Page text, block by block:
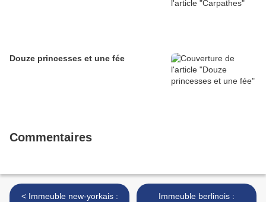
Douze princesses et une fée
Commentaires
< Immeuble new-yorkais :
Immeuble berlinois :